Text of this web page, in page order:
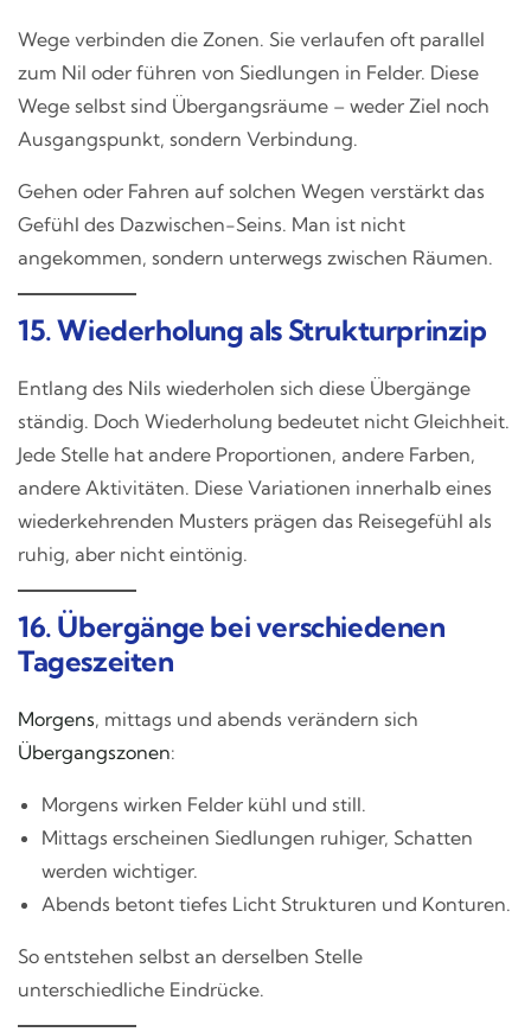
Wege verbinden die Zonen. Sie verlaufen oft parallel
zum Nil oder führen von Siedlungen in Felder. Diese
Wege selbst sind Übergangsräume – weder Ziel noch
Ausgangspunkt, sondern Verbindung.
Gehen oder Fahren auf solchen Wegen verstärkt das
Gefühl des Dazwischen-Seins. Man ist nicht
angekommen, sondern unterwegs zwischen Räumen.
15. Wiederholung als Strukturprinzip
Entlang des Nils wiederholen sich diese Übergänge
ständig. Doch Wiederholung bedeutet nicht Gleichheit.
Jede Stelle hat andere Proportionen, andere Farben,
andere Aktivitäten. Diese Variationen innerhalb eines
wiederkehrenden Musters prägen das Reisegefühl als
ruhig, aber nicht eintönig.
16. Übergänge bei verschiedenen
Tageszeiten
Morgens, mittags und abends verändern sich
Übergangszonen:
Morgens wirken Felder kühl und still.
Mittags erscheinen Siedlungen ruhiger, Schatten
werden wichtiger.
Abends betont tiefes Licht Strukturen und Konturen.
So entstehen selbst an derselben Stelle
unterschiedliche Eindrücke.